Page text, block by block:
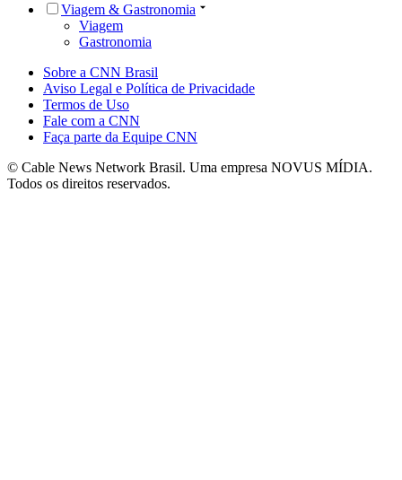
Viagem & Gastronomia
Viagem
Gastronomia
Sobre a CNN Brasil
Aviso Legal e Política de Privacidade
Termos de Uso
Fale com a CNN
Faça parte da Equipe CNN
© Cable News Network Brasil. Uma empresa NOVUS MÍDIA.
Todos os direitos reservados.